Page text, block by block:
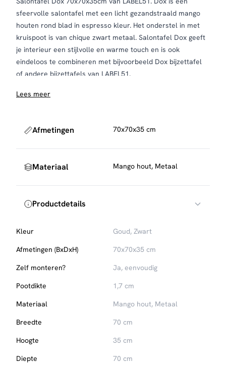
sfeervolle salontafel met een licht gezandstraald mango
houten rond blad in espresso kleur. Het onderstel in met
kruispoot is van chique zwart metaal. Salontafel Dox geeft
je interieur een stijlvolle en warme touch en is ook
eindeloos te combineren met bijvoorbeeld Dox bijzettafel
of andere bijzettafels van LABEL51.
elk interieur makkelijk in te passen is. Maak bijvoorbeeld
Salontafel Dox straalt klasse uit door haar charmante
verschijning. Een echte aanwinst in je interieur.
* Dox is handgemaakt
Lees meer
Afmetingen 70x70x35 cm
Materiaal Mango hout, Metaal
Productdetails
Kleur
Goud, Zwart
Afmetingen (BxDxH)
70x70x35 cm
Zelf monteren?
Ja, eenvoudig
Pootdikte
1,7 cm
Materiaal
Mango hout, Metaal
Breedte
70 cm
Hoogte
35 cm
Diepte
70 cm